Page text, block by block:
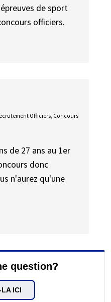
de sport
officiers.
Officiers, Concours
de 27 ans au 1er
donc
n'aurez qu'une
question?
LA ICI